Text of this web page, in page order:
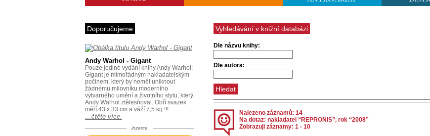
Vyhledávání v knižní databázi
Dle názvu knihy:
Dle autora:
Nalezeno záznamů: 14
Na dotaz: nakladatel “REPRONIS”, rok “2008”
Zobrazuji záznamy: 1 - 10
Doporučujeme
Andy Warhol - Gigant
Pouze jediné vydání knihy Andy Warhol:
Gigant je mimořádným nakladatelským
počinem, který by neměl uniknout
žádnému milovníku moderního
výtvarného umění a životního stylu, který
Andy Warhol ztělesňoval. Obří svazek
měří 43 x 33 cm a váží 7,5 kg !!!
…čtěte více.
inzerce